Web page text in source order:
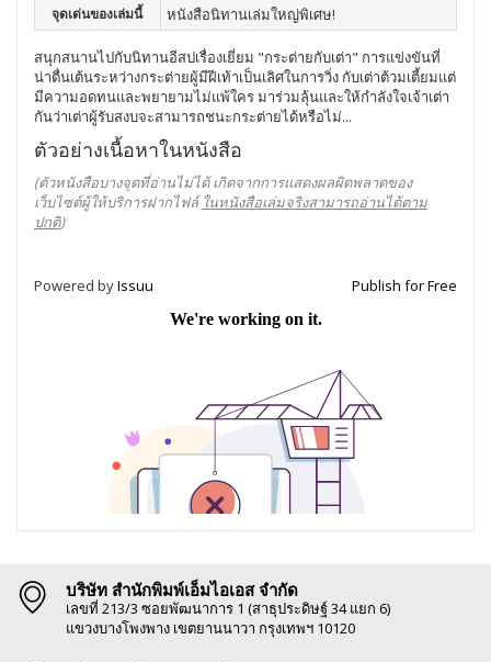
จุดเด่นของเล่มนี้ หนังสือนิทานเล่มใหญ่พิเศษ!
สนุกสนานไปกับนิทานอีสปเรื่องเยี่ยม "กระต่ายกับเต่า" การแข่งขันที่
น่าตื่นเต้นระหว่างกระต่ายผู้มีฝีเท้าเป็นเลิศในการวิ่ง กับเต่าต้วมเตี้ยมแต่
มีความอดทนและพยายามไม่แพ้ใคร มาร่วมลุ้นและให้กำลังใจเจ้าเต่า
กันว่าเต่าผู้รับสงบจะสามารถชนะกระต่ายได้หรือไม่...
ตัวอย่างเนื้อหาในหนังสือ
(ตัวหนังสือบางจุดที่อ่านไม่ได้ เกิดจากการแสดงผลผิดพลาดของ
เว็บไซต์ผู้ให้บริการฝากไฟล์ ในหนังสือเล่มจริงสามารถอ่านได้ตาม
ปกติ)
Powered byIssuu Publish for Free
บริษัท สำนักพิมพ์เอ็มไอเอส จำกัด
เลขที่ 213/3 ซอยพัฒนาการ 1 (สาธุประดิษฐ์ 34 แยก 6)
แขวงบางโพงพาง เขตยานนาวา กรุงเทพฯ 10120